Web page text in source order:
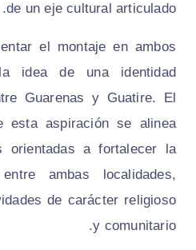
de un eje cultural articulado.
el montaje en ambos
idea de una identidad
Guarenas y Guatire. El
esta aspiración se alinea
orientadas a fortalecer la
ambas localidades,
de carácter religioso
y comunitario.